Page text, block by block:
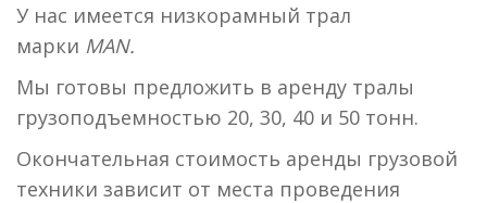
У нас имеется низкорамный трал
марки MAN.
Мы готовы предложить в аренду тралы
грузоподъемностью 20, 30, 40 и 50 тонн.
Окончательная стоимость аренды грузовой
техники зависит от места проведения